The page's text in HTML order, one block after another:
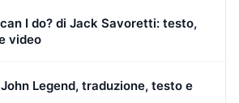
I do? di Jack Savoretti: testo,
video
Legend, traduzione, testo e